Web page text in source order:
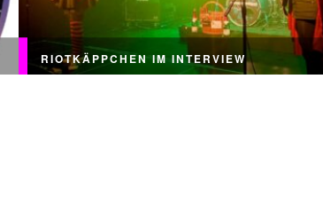
RIOTKÄPPCHEN IM INTERVIEW